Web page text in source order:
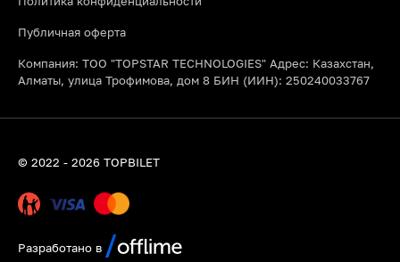
Публичная оферта
Компания: ТОО "TOPSTAR TECHNOLOGIES" Адрес: Казахстан,
Алматы, улица Трофимова, дом 8 БИН (ИИН): 250240033767
© 2022 - 2026 TOPBILET
Разработано в